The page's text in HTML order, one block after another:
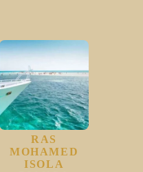
RAS
MOHAMED
ISOLA